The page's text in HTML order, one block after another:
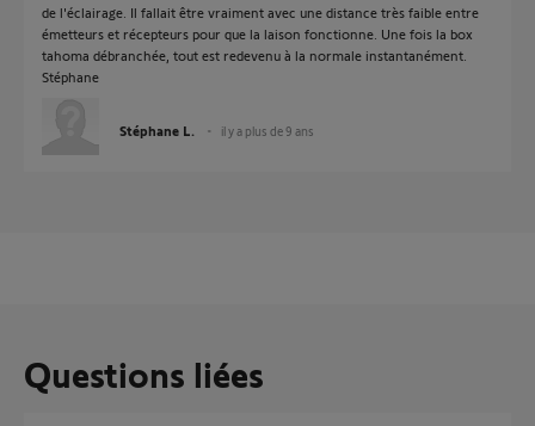
de l'éclairage. Il fallait être vraiment avec une distance très faible entre
émetteurs et récepteurs pour que la laison fonctionne. Une fois la box
tahoma débranchée, tout est redevenu à la normale instantanément.
Stéphane
Stéphane L. il y a plus de 9 ans
Questions liées